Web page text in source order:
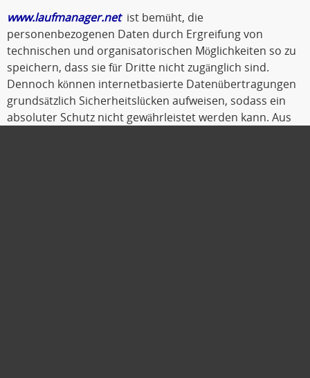
www.laufmanager.netist bemüht, die
personenbezogenen Daten durch Ergreifung von
technischen und organisatorischen Möglichkeiten so zu
speichern, dass sie für Dritte nicht zugänglich sind.
Dennoch können internetbasierte Datenübertragungen
grundsätzlich Sicherheitslücken aufweisen, sodass ein
absoluter Schutz nicht gewährleistet werden kann. Aus